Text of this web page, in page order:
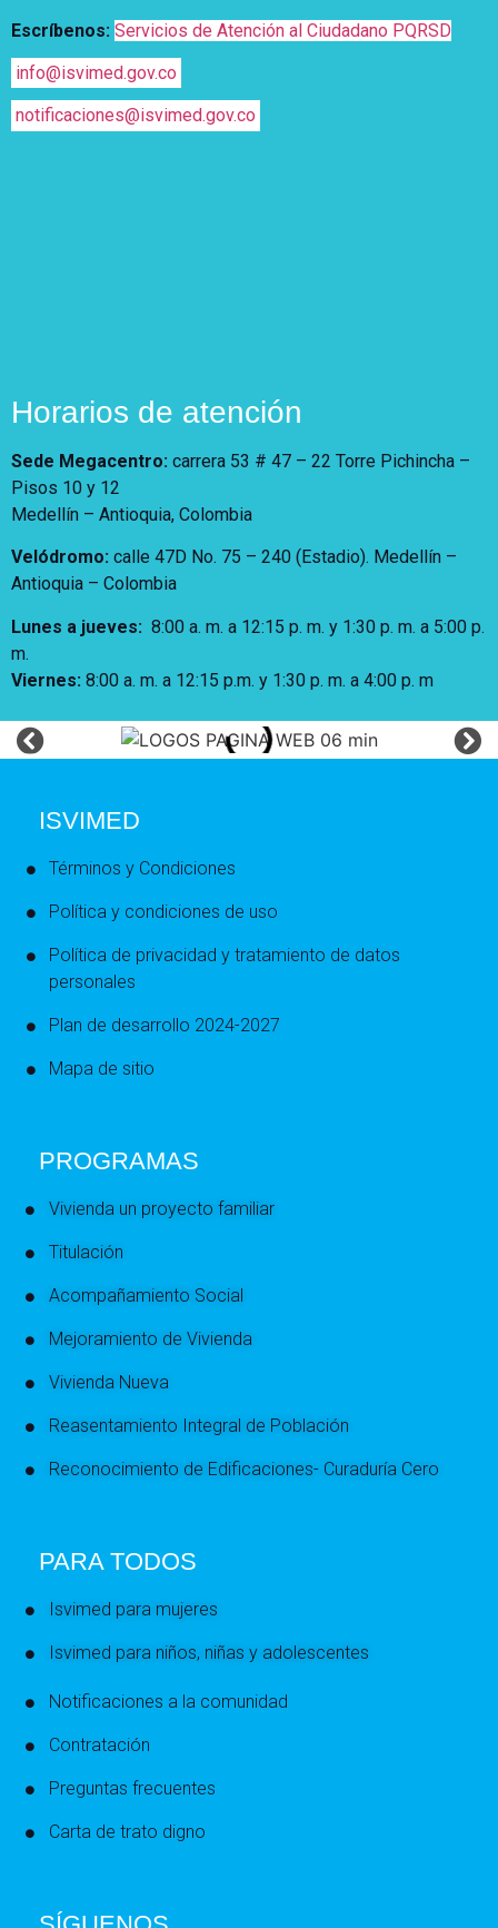
Escríbenos: Servicios de Atención al Ciudadano PQRSD
info@isvimed.gov.co
notificaciones@isvimed.gov.co
Horarios de atención
Sede Megacentro: carrera 53 # 47 – 22 Torre Pichincha –
Pisos 10 y 12
Medellín – Antioquia, Colombia
Velódromo: calle 47D No. 75 – 240 (Estadio). Medellín –
Antioquia – Colombia
Lunes a jueves: 8:00 a. m. a 12:15 p. m. y 1:30 p. m. a 5:00 p.
m.
Viernes: 8:00 a. m. a 12:15 p.m. y 1:30 p. m. a 4:00 p. m
ISVIMED
Términos y Condiciones
Política y condiciones de uso
Política de privacidad y tratamiento de datos
personales
Plan de desarrollo 2024-2027
Mapa de sitio
PROGRAMAS
Vivienda un proyecto familiar
Titulación
Acompañamiento Social
Mejoramiento de Vivienda
Vivienda Nueva
Reasentamiento Integral de Población
Reconocimiento de Edificaciones- Curaduría Cero
PARA TODOS
Isvimed para mujeres
Isvimed para niños, niñas y adolescentes
Notificaciones a la comunidad
Contratación
Preguntas frecuentes
Carta de trato digno